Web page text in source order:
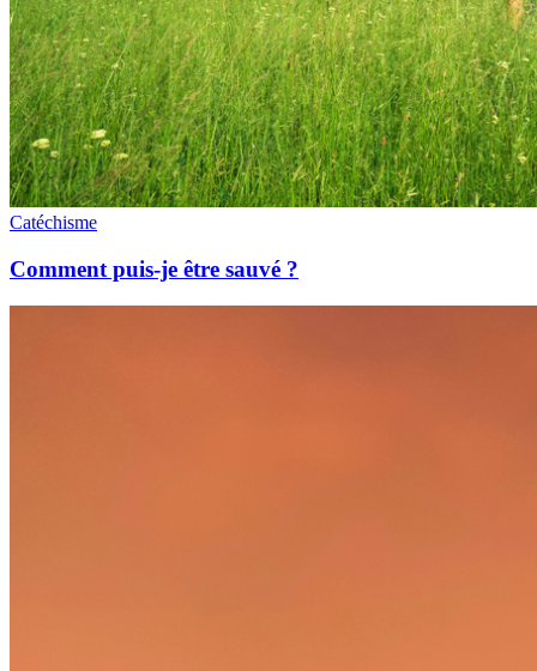
Catéchisme
Comment puis-je être sauvé ?